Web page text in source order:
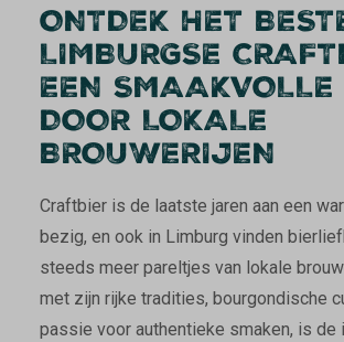
ONTDEK HET
LIMBURGSE
EEN SMAAKVOLLE
DOOR LOKALE
BROUWERIJEN
Craftbier is de laatste jaren aan een
bezig, en ook in Limburg vinden
steeds meer pareltjes van lokale
met zijn rijke tradities, bourgondische
passie voor authentieke smaken, is de